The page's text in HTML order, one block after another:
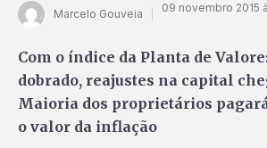
Marcelo Gouveia 09 novembro 2015
Com o índice da Planta de
dobrado, reajustes na capital
Maioria dos proprietários
o valor da inflação